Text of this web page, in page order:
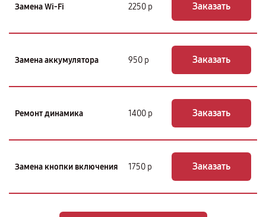
Замена Wi-Fi 2250 р Заказать
Замена аккумулятора 950 р Заказать
Ремонт динамика 1400 р Заказать
Замена кнопки включения 1750 р Заказать